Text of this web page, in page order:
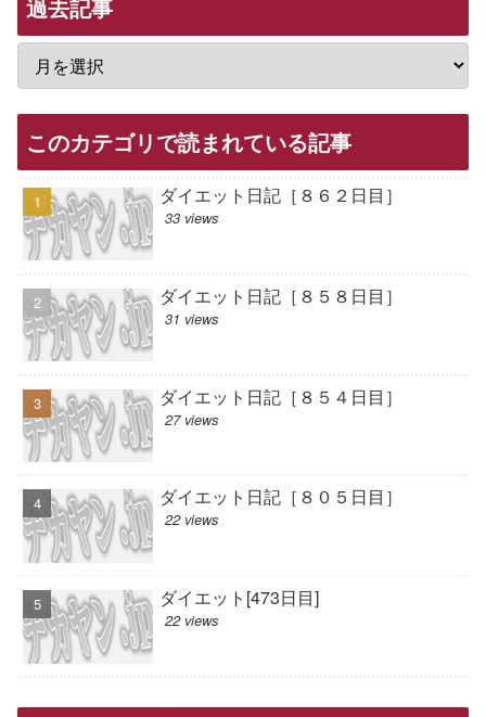
過去記事
このカテゴリで読まれている記事
ダイエット日記［８６２日目］
33 views
ダイエット日記［８５８日目］
31 views
ダイエット日記［８５４日目］
27 views
ダイエット日記［８０５日目］
22 views
ダイエット[473日目]
22 views